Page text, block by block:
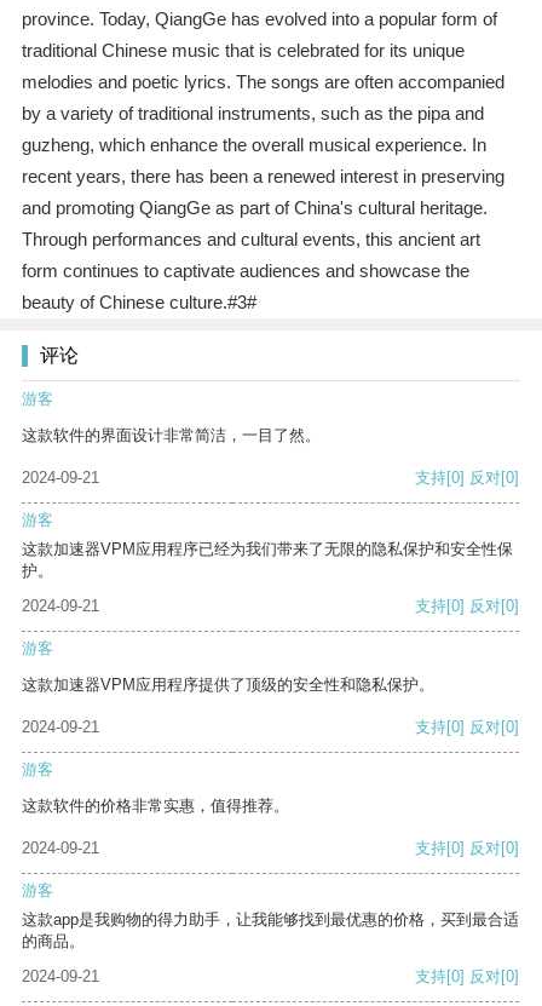
province. Today, QiangGe has evolved into a popular form of
traditional Chinese music that is celebrated for its unique
melodies and poetic lyrics. The songs are often accompanied
by a variety of traditional instruments, such as the pipa and
guzheng, which enhance the overall musical experience. In
recent years, there has been a renewed interest in preserving
and promoting QiangGe as part of China's cultural heritage.
Through performances and cultural events, this ancient art
form continues to captivate audiences and showcase the
beauty of Chinese culture.#3#
评论
游客
这款软件的界面设计非常简洁，一目了然。
2024-09-21 支持[0] 反对[0]
游客
这款加速器VPM应用程序已经为我们带来了无限的隐私保护和安全性保
护。
2024-09-21
支持[0] 反对[0]
游客
这款加速器VPM应用程序提供了顶级的安全性和隐私保护。
2024-09-21 支持[0] 反对[0]
游客
这款软件的价格非常实惠，值得推荐。
2024-09-21 支持[0] 反对[0]
游客
这款app是我购物的得力助手，让我能够找到最优惠的价格，买到最合适
的商品。
2024-09-21
支持[0] 反对[0]